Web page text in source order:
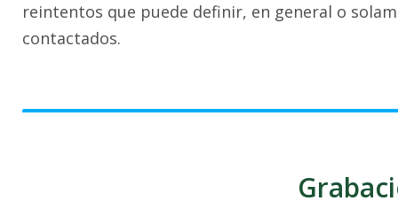
reintentos que puede definir, en general o
contactados.